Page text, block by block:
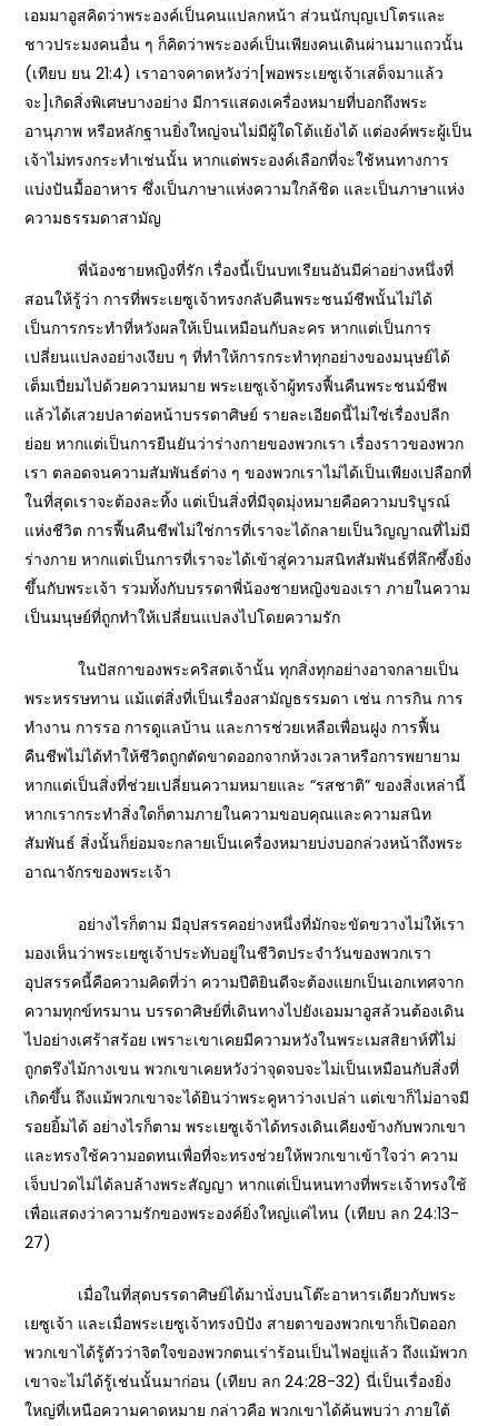
เอมมาอูสคิดว่าพระองค์เป็นคนแปลกหน้า ส่วนนักบุญเปโตรและ
ชาวประมงคนอื่น ๆ ก็คิดว่าพระองค์เป็นเพียงคนเดินผ่านมาแถวนั้น
(เทียบ ยน 21:4) เราอาจคาดหวังว่า[พอพระเยซูเจ้าเสด็จมาแล้ว
จะ]เกิดสิ่งพิเศษบางอย่าง มีการแสดงเครื่องหมายที่บอกถึงพระ
อานุภาพ หรือหลักฐานยิ่งใหญ่จนไม่มีผู้ใดโต้แย้งได้ แต่องค์พระผู้เป็น
เจ้าไม่ทรงกระทำเช่นนั้น หากแต่พระองค์เลือกที่จะใช้หนทางการ
แบ่งปันมื้ออาหาร ซึ่งเป็นภาษาแห่งความใกล้ชิด และเป็นภาษาแห่ง
ความธรรมดาสามัญ
พี่น้องชายหญิงที่รัก เรื่องนี้เป็นบทเรียนอันมีค่าอย่างหนึ่งที่
สอนให้รู้ว่า การที่พระเยซูเจ้าทรงกลับคืนพระชนม์ชีพนั้นไม่ได้
เป็นการกระทำที่หวังผลให้เป็นเหมือนกับละคร หากแต่เป็นการ
เปลี่ยนแปลงอย่างเงียบ ๆ ที่ทำให้การกระทำทุกอย่างของมนุษย์ได้
เต็มเปี่ยมไปด้วยความหมาย พระเยซูเจ้าผู้ทรงฟื้นคืนพระชนม์ชีพ
แล้วได้เสวยปลาต่อหน้าบรรดาศิษย์ รายละเอียดนี้ไม่ใช่เรื่องปลีก
ย่อย หากแต่เป็นการยืนยันว่าร่างกายของพวกเรา เรื่องราวของพวก
เรา ตลอดจนความสัมพันธ์ต่าง ๆ ของพวกเราไม่ได้เป็นเพียงเปลือกที่
ในที่สุดเราจะต้องละทิ้ง แต่เป็นสิ่งที่มีจุดมุ่งหมายคือความบริบูรณ์
แห่งชีวิต การฟื้นคืนชีพไม่ใช่การที่เราจะได้กลายเป็นวิญญาณที่ไม่มี
ร่างกาย หากแต่เป็นการที่เราจะได้เข้าสู่ความสนิทสัมพันธ์ที่ลึกซึ้งยิ่ง
ขึ้นกับพระเจ้า รวมทั้งกับบรรดาพี่น้องชายหญิงของเรา ภายในความ
เป็นมนุษย์ที่ถูกทำให้เปลี่ยนแปลงไปโดยความรัก
ในปัสกาของพระคริสตเจ้านั้น ทุกสิ่งทุกอย่างอาจกลายเป็น
พระหรรษทาน แม้แต่สิ่งที่เป็นเรื่องสามัญธรรมดา เช่น การกิน การ
ทำงาน การรอ การดูแลบ้าน และการช่วยเหลือเพื่อนฝูง การฟื้น
คืนชีพไม่ได้ทำให้ชีวิตถูกตัดขาดออกจากห้วงเวลาหรือการพยายาม
หากแต่เป็นสิ่งที่ช่วยเปลี่ยนความหมายและ “รสชาติ” ของสิ่งเหล่านี้
หากเรากระทำสิ่งใดก็ตามภายในความขอบคุณและความสนิท
สัมพันธ์ สิ่งนั้นก็ย่อมจะกลายเป็นเครื่องหมายบ่งบอกล่วงหน้าถึงพระ
อาณาจักรของพระเจ้า
อย่างไรก็ตาม มีอุปสรรคอย่างหนึ่งที่มักจะขัดขวางไม่ให้เรา
มองเห็นว่าพระเยซูเจ้าประทับอยู่ในชีวิตประจำวันของพวกเรา
อุปสรรคนี้คือความคิดที่ว่า ความปีติยินดีจะต้องแยกเป็นเอกเทศจาก
ความทุกข์ทรมาน บรรดาศิษย์ที่เดินทางไปยังเอมมาอูสล้วนต้องเดิน
ไปอย่างเศร้าสร้อย เพราะเขาเคยมีความหวังในพระเมสสิยาห์ที่ไม่
ถูกตรึงไม้กางเขน พวกเขาเคยหวังว่าจุดจบจะไม่เป็นเหมือนกับสิ่งที่
เกิดขึ้น ถึงแม้พวกเขาจะได้ยินว่าพระคูหาว่างเปล่า แต่เขาก็ไม่อาจมี
รอยยิ้มได้ อย่างไรก็ตาม พระเยซูเจ้าได้ทรงเดินเคียงข้างกับพวกเขา
และทรงใช้ความอดทนเพื่อที่จะทรงช่วยให้พวกเขาเข้าใจว่า ความ
เจ็บปวดไม่ได้ลบล้างพระสัญญา หากแต่เป็นหนทางที่พระเจ้าทรงใช้
เพื่อแสดงว่าความรักของพระองค์ยิ่งใหญ่แค่ไหน (เทียบ ลก 24:13-
27)
เมื่อในที่สุดบรรดาศิษย์ได้มานั่งบนโต๊ะอาหารเดียวกับพระ
เยซูเจ้า และเมื่อพระเยซูเจ้าทรงบิปัง สายตาของพวกเขาก็เปิดออก
พวกเขาได้รู้ตัวว่าจิตใจของพวกตนเร่าร้อนเป็นไฟอยู่แล้ว ถึงแม้พวก
เขาจะไม่ได้รู้เช่นนั้นมาก่อน (เทียบ ลก 24:28-32) นี่เป็นเรื่องยิ่ง
ใหญ่ที่เหนือความคาดหมาย กล่าวคือ พวกเขาได้ค้นพบว่า ภายใต้